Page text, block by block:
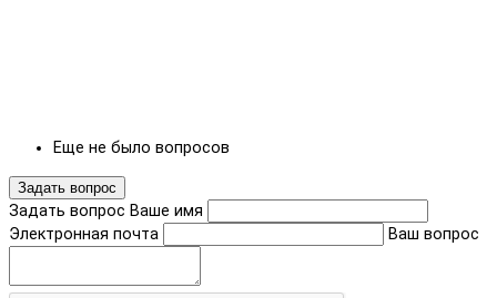
Еще не было вопросов
Задать вопрос
Задать вопрос Ваше имя
Электронная почта
Ваш вопрос